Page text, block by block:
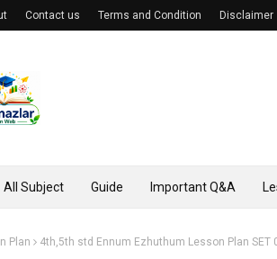
Contact us Terms and Condition Disclaimer
All Subject Guide Important Q&A
Plan 4th,5th std Ennum Ezhuthum Lesson Plan SET